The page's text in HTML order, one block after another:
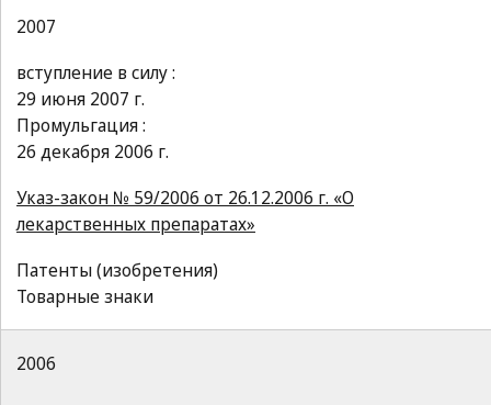
2007
вступление в силу :
29 июня 2007 г.
Промульгация :
26 декабря 2006 г.
Указ-закон № 59/2006 от 26.12.2006 г. «О
лекарственных препаратах»
Патенты (изобретения)
Товарные знаки
2006